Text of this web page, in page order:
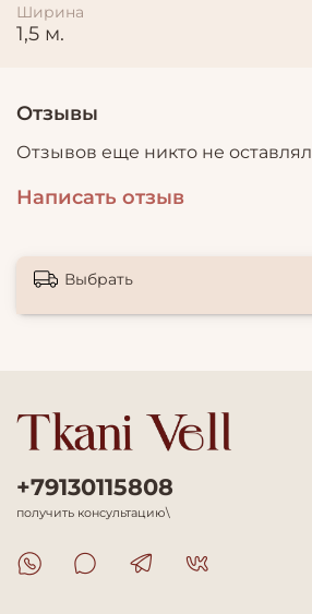
Ширина
1,5 м.
Отзывы
Отзывов еще никто не оставлял
Написать отзыв
Выбрать
+79130115808
получить консультацию\